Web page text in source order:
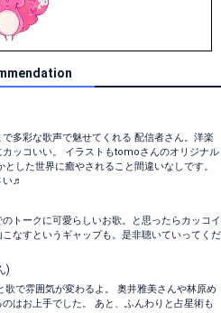
多彩な歌声で魅せてくれる 配信者さん。洋楽
ッコいい。 イラストもtomoさんのオリジナル
した世界に癒やされること間違いなしです。
い♬
トークに可愛らしいお歌。と思ったらカッコイ
なすというギャップも。是非聴いていってくだ
)
歌で雰囲気が変わるよ。 奥井雅美さんや林原め
はお上手でした。 あと、ふんわりと占星術も